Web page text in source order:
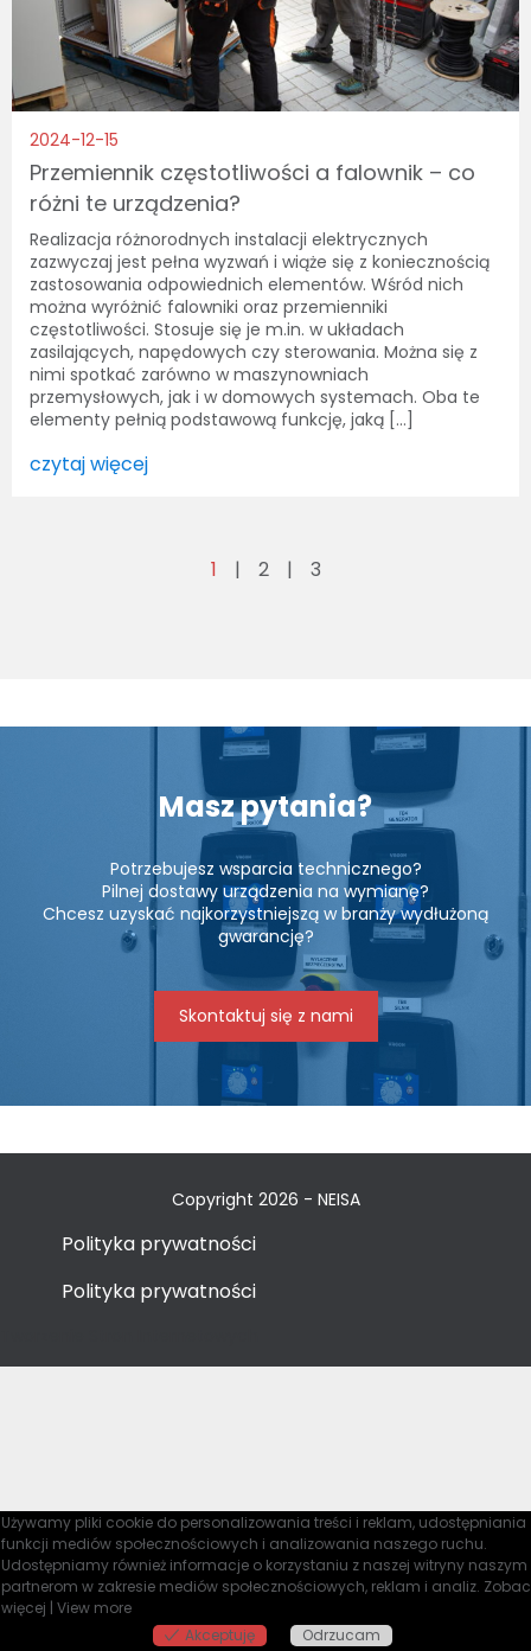
2024-12-15
Przemiennik częstotliwości a falownik – co
różni te urządzenia?
Realizacja różnorodnych instalacji elektrycznych
zazwyczaj jest pełna wyzwań i wiąże się z koniecznością
zastosowania odpowiednich elementów. Wśród nich
można wyróżnić falowniki oraz przemienniki
częstotliwości. Stosuje się je m.in. w układach
zasilających, napędowych czy sterowania. Można się z
nimi spotkać zarówno w maszynowniach
przemysłowych, jak i w domowych systemach. Oba te
elementy pełnią podstawową funkcję, jaką […]
czytaj więcej
1 2 3
Masz pytania?
Potrzebujesz wsparcia technicznego?
Pilnej dostawy urządzenia na wymianę?
Chcesz uzyskać najkorzystniejszą w branży wydłużoną
gwarancję?
Skontaktuj się z nami
Copyright 2026 - NEISA
Polityka prywatności
Polityka prywatności
By continuing to browse this site, you agree to our
I Understand
Używamy pliki cookie do personalizowania treści i reklam, udostępniania
funkcji mediów społecznościowych i analizowania naszego ruchu.
Udostępniamy również informacje o korzystaniu z naszej witryny naszym
partnerom w zakresie mediów społecznościowych, reklam i analiz.
więcej | View more
Akceptuję
Odrzucam